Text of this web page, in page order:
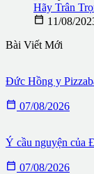
Hãy Trân
 11/08/
Bài Viết Mới
Đức Hồng y
 07/08/2026
Ý cầu nguyện của
 07/08/2026